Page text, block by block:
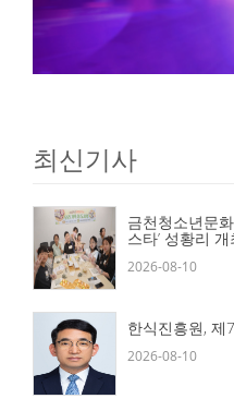
최신기사
금천청소년문
스타’ 성황리 개
2026-08-10
한식진흥원, 제
2026-08-10